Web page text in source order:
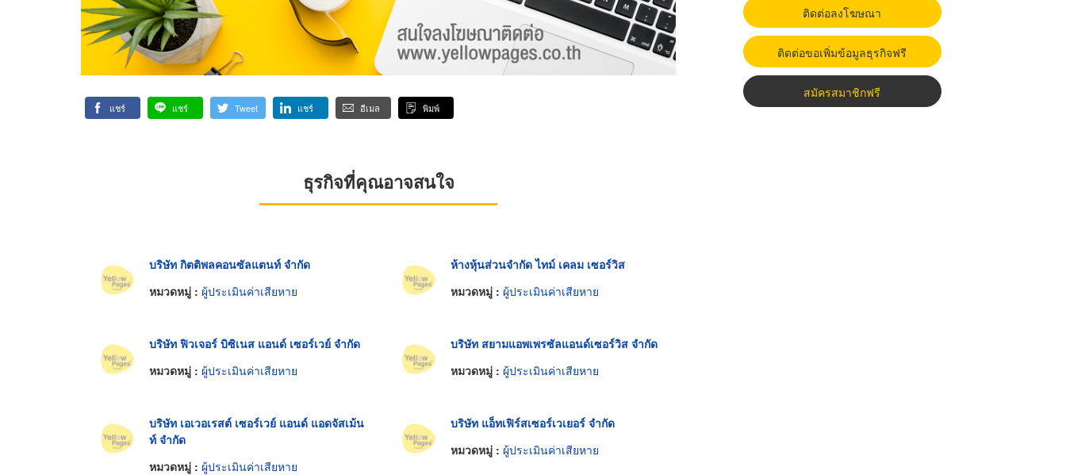
แชร์ แชร์ Tweet แชร์ อีเมล พิมพ์
ธุรกิจที่คุณอาจสนใจ
บริษัท กิตติพลคอนซัลแตนท์ จำกัด
หมวดหมู่ : ผู้ประเมินค่าเสียหาย
ห้างหุ้นส่วนจำกัด ไทม์ เคลม เซอร์วิส
หมวดหมู่ : ผู้ประเมินค่าเสียหาย
บริษัท ฟิวเจอร์ บิซิเนส แอนด์ เซอร์เวย์ จำกัด
หมวดหมู่ : ผู้ประเมินค่าเสียหาย
บริษัท สยามแอพเพรซัลแอนด์เซอร์วิส จำกัด
หมวดหมู่ : ผู้ประเมินค่าเสียหาย
บริษัท เอเวอเรสต์ เซอร์เวย์ แอนด์ แอดจัสเม้น
ท์ จำกัด
หมวดหมู่ : ผู้ประเมินค่าเสียหาย
บริษัท แอ็ทเฟิร์สเซอร์เวเยอร์ จำกัด
หมวดหมู่ : ผู้ประเมินค่าเสียหาย
ติดต่อลงโฆษณา
ติดต่อขอเพิ่มข้อมูลธุรกิจฟรี
สมัครสมาชิกฟรี